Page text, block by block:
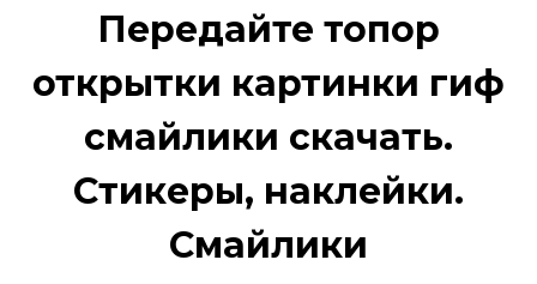
Передайте топор
открытки картинки гиф
смайлики скачать.
Стикеры, наклейки.
Смайлики